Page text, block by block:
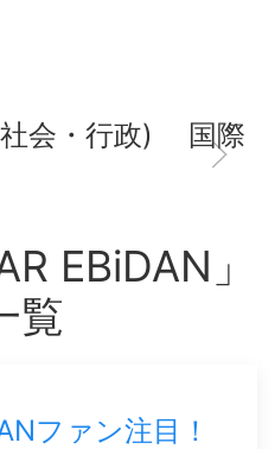
会・行政) 国際
EBiDAN」
覧
ファン注目！